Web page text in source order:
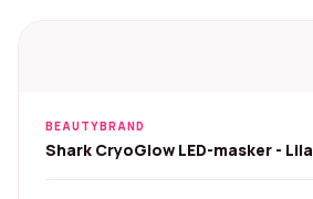
BEAUTYBRAND
Shark CryoGlow LED-masker - Lila